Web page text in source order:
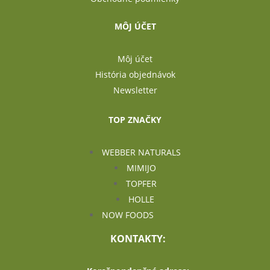
MÔJ ÚČET
Môj účet
História objednávok
Newsletter
TOP ZNAČKY
WEBBER NATURALS
MIMIJO
TOPFER
HOLLE
NOW FOODS
KONTAKTY: